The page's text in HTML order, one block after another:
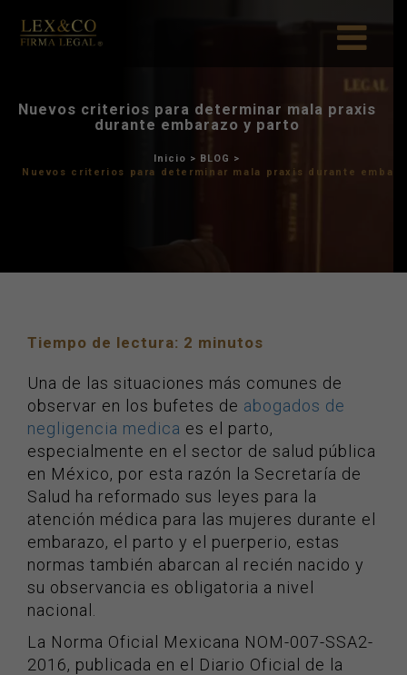
Nuevos criterios para
Tiempo de lectura: 2 minutos
Una de las situaciones más comunes de
observar en los bufetes de abogados de
negligencia medica es el parto,
especialmente en el sector de salud pública
en México, por esta razón la Secretaría de
Salud ha reformado sus leyes para la
atención médica para las mujeres durante el
embarazo, el parto y el puerperio, estas
normas también abarcan al recién nacido y
su observancia es obligatoria a nivel
nacional.
La Norma Oficial Mexicana NOM-007-SSA2-
2016, publicada en el Diario Oficial de la